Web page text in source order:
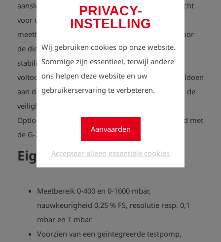
PRIVACY-
INSTELLING
Wij gebruiken cookies op onze website.
Sommige zijn essentieel, terwijl andere
ons helpen deze website en uw
gebruikerservaring te verbeteren.
Aanvaarden
Accepteer alleen essentiële cookies
aansluitleiding wordt automatisch op druk gebracht
voor de sterktebeproeving en, na afloop van de
meettijd, wordt de druk afgelaten naar de druk voor
de dichtheidsbeproeving. Dankzij de dynamische
stabilisatietijd is de gehele test in zeer korte tijd
voltooid. De Druktest max is ontwikkeld om te voldoen
aan de Nederlandse eisen en voldoet volledig aan de
veiligheidsvoorschriften van VIAG, G-07 en G-12.
Optioneel kan de Druktest max worden uitgebreid met
de G-22 LD.
Eigenschappen
Meetbereik 0-400 en 0-1600 mbar,
nauwkeurigheid 0,25 % FS, resolutie resp. 0,1
mbar en 1 mbar
Voorzien van een geïntegreerde testpomp,